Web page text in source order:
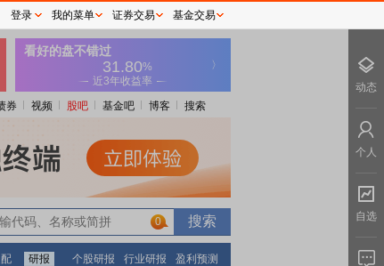
券 视频 股吧 基金吧 博客 搜索
0
研报 个股研报 行业研报
盈利预测
登录 我的菜单 证券交易 基金交易
动态
个人
自选